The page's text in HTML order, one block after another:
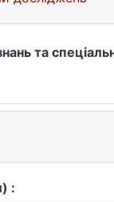
розвиток,
leadership,
та
: